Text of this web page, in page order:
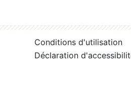
Conditions d'utilisation
Déclaration